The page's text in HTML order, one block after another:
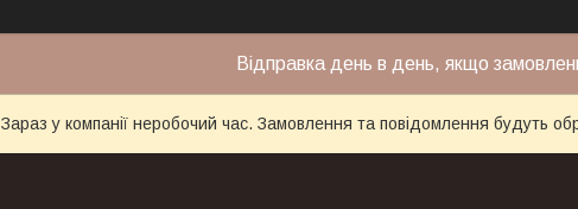
Відправка день в день, якщо
Зараз у компанії неробочий час. Замовлення та повідомлення будуть